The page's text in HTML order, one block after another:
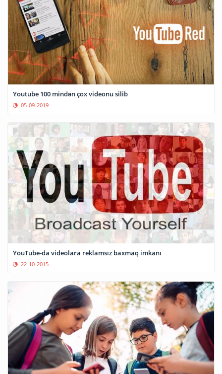
Youtube 100 mindən çox videonu silib
05-09-2019
YouTube-da videolara reklamsız baxmaq imkanı
22-10-2015